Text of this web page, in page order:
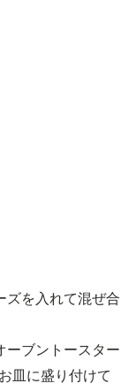
ズを入れて混ぜ合
ーブントースター
皿に盛り付けて